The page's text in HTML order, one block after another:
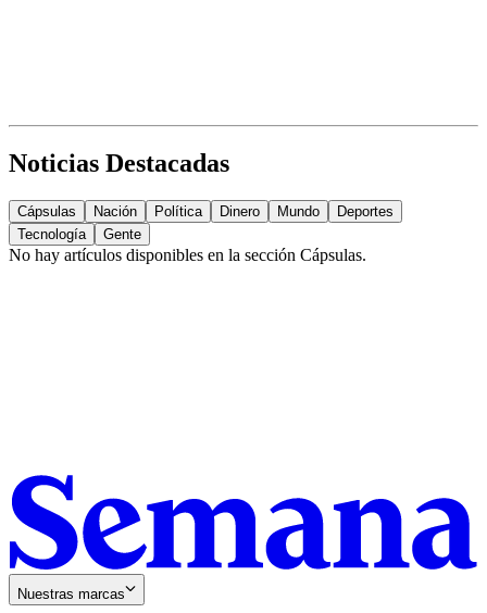
Noticias Destacadas
Cápsulas Nación Política Dinero Mundo
Deportes
Tecnología
Gente
No hay artículos disponibles en la sección Cápsulas.
Nuestras marcas